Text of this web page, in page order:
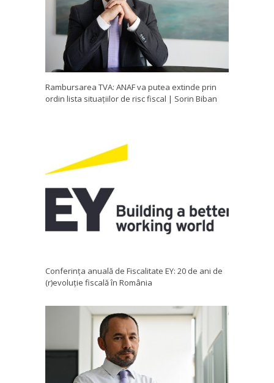
Rambursarea TVA: ANAF va putea extinde prin
ordin lista situațiilor de risc fiscal | Sorin Biban
Conferința anuală de Fiscalitate EY: 20 de ani de
(r)evoluție fiscală în România